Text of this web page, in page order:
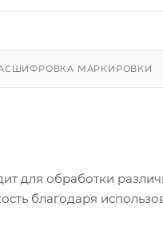
МАРКИРОВКИ
для обработки
благодаря